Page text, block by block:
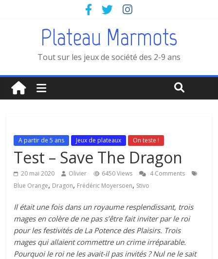
Plateau Marmots
Tout sur les jeux de société des 2-9 ans
A partir de 5 ans Jeux de plateaux On teste !
Test – Save The Dragon
20 mai 2020 Olivier 6450 Views
4 Comments
Blue Orange, Dragon, Frédéric Moyersoen, Stivo
Il était une fois dans un royaume resplendissant, trois
mages en colère de ne pas s’être fait inviter par le roi
pour les festivités de La Potence des Plaisirs. Trois
mages qui allaient commettre un crime irréparable.
Pourquoi le roi ne les avait-il pas invités ? Nul ne le sait